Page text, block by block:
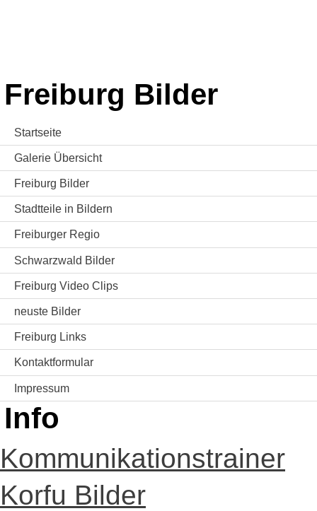
Freiburg Bilder
Startseite
Galerie Übersicht
Freiburg Bilder
Stadtteile in Bildern
Freiburger Regio
Schwarzwald Bilder
Freiburg Video Clips
neuste Bilder
Freiburg Links
Kontaktformular
Impressum
Info
Kommunikationstrainer
Korfu Bilder